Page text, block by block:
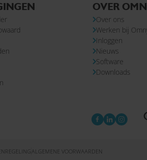
OVER
Over ons
Werken bij
Inloggen
Nieuws
Software
Downloads
ALGEMENE VOORWAARDEN